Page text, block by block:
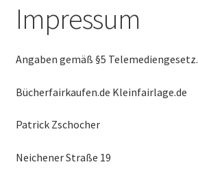
Warenkorb
Warum fair kaufen
Impressum
Angaben gemäß §5 Telemediengesetz.
Bücherfairkaufen.de Kleinfairlage.de
Patrick Zschocher
Neichener Straße 19